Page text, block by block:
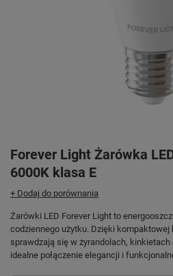
Forever Light Żarówka
6000K klasa E
+ Dodaj do porównania
Żarówki LED Forever Light to
codziennego użytku. Dzięki
sprawdzają się w żyrandolach,
idealne połączenie elegancji i